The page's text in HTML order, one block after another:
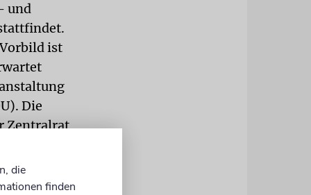
und
ist
Die
Zentralrat
die
finden